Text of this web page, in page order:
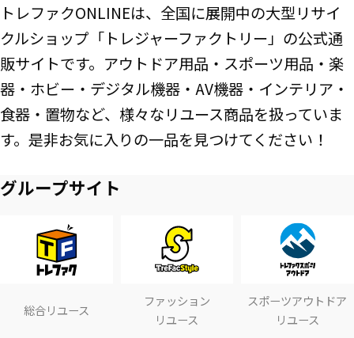
トレファクONLINEは、全国に展開中の大型リサイ
クルショップ「トレジャーファクトリー」の公式通
販サイトです。アウトドア用品・スポーツ用品・楽
器・ホビー・デジタル機器・AV機器・インテリア・
食器・置物など、様々なリユース商品を扱っていま
す。是非お気に入りの一品を見つけてください！
グループサイト
総合リユース
ファッション
リユース
スポーツアウトドア
リユース